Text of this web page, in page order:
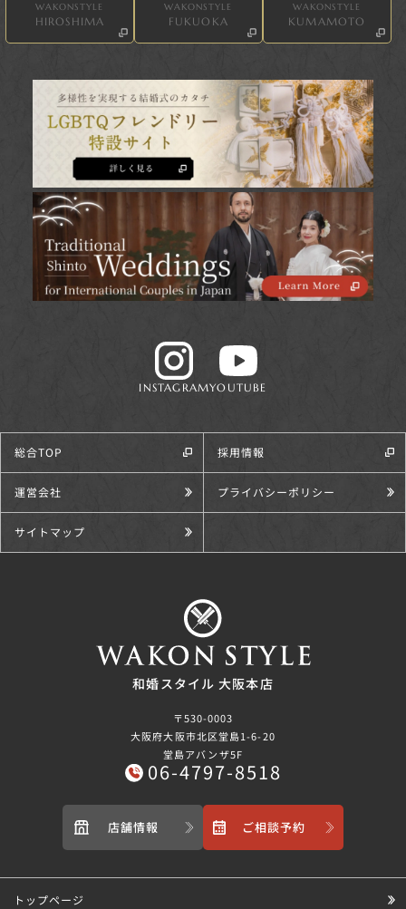
WAKONSTYLE
HIROSHIMA
WAKONSTYLE
FUKUOKA
WAKONSTYLE
KUMAMOTO
INSTAGRAMYOUTUBE
総合TOP 採用情報
運営会社 プライバシーポリシー
サイトマップ
和婚スタイル 大阪本店
〒530-0003
大阪府大阪市北区堂島1-6-20
堂島アバンザ5F
06-4797-8518
店舗情報 ご相談予約
トップページ